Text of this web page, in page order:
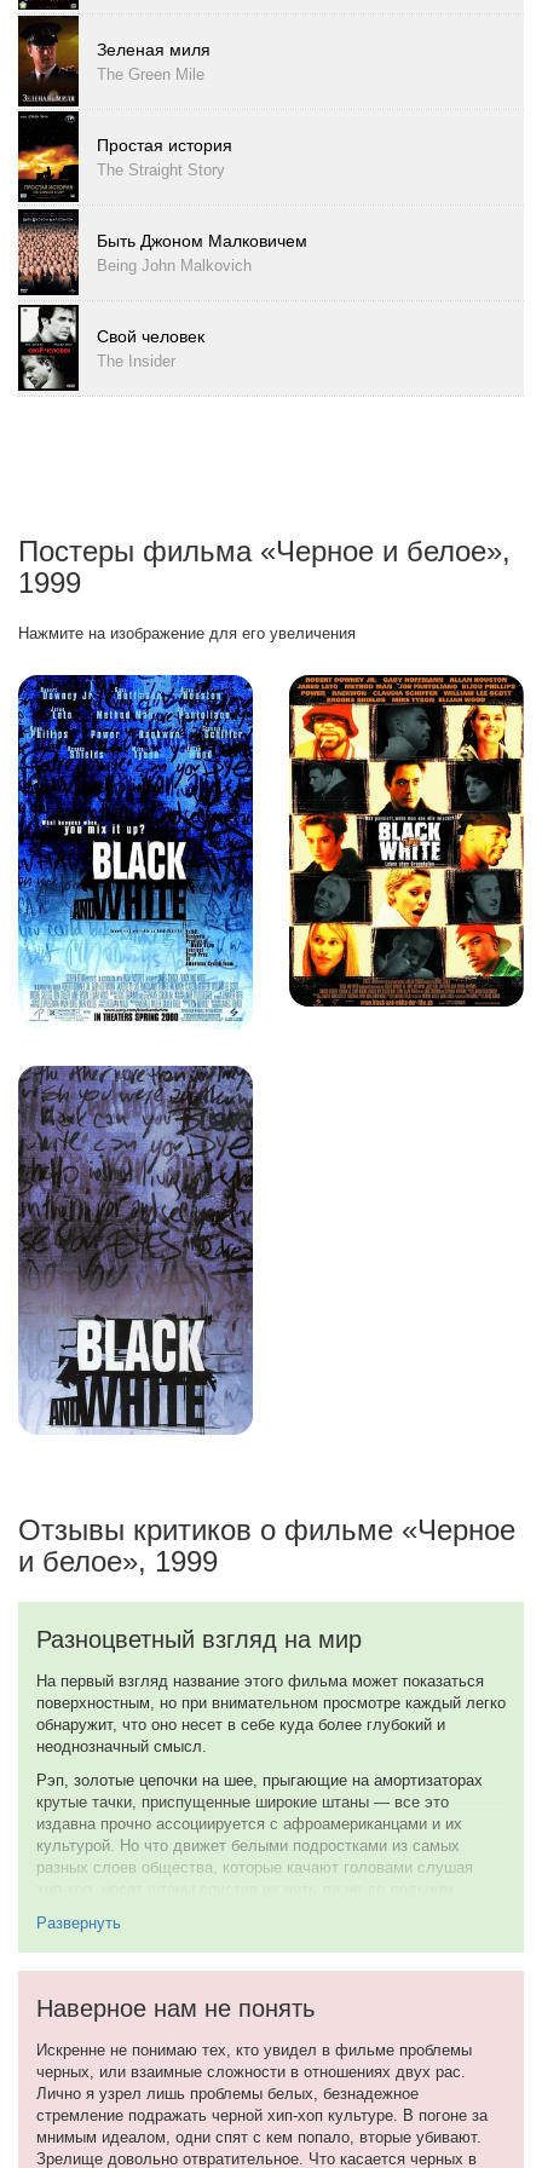
Зеленая миля
The Green Mile
Простая история
The Straight Story
Быть Джоном Малковичем
Being John Malkovich
Свой человек
The Insider
Постеры фильма «Черное и белое»,
1999
Нажмите на изображение для его увеличения
Отзывы критиков о фильме «Черное
и белое», 1999
Разноцветный взгляд на мир
На первый взгляд название этого фильма может показаться
поверхностным, но при внимательном просмотре каждый легко
обнаружит, что оно несет в себе куда более глубокий и
неоднозначный смысл.
Рэп, золотые цепочки на шее, прыгающие на амортизаторах
крутые тачки, приспущенные широкие штаны — все это
издавна прочно ассоциируется с афроамериканцами и их
культурой. Но что движет белыми подростками из самых
разных слоев общества, которые качают головами слушая
тем самым подрожая им. С чем же, все это связано?
Создав несколько параллельно развивающихся и
решили попытаться выяснить, почему некоторые молодые
подачи материала, режиссер добавил своей работе закос под
документальное кино. Так в одной из историй пара репортеров
повсюду ходит с камерой за компанией школьников, фиксируя
на пленку ихнее поведение и периодически берут у них
интервью.
Развернуть
Наверное нам не понять
Искренне не понимаю тех, кто увидел в фильме проблемы
черных, или взаимные сложности в отношениях двух рас.
Лично я узрел лишь проблемы белых, безнадежное
стремление подражать черной хип-хоп культуре. В погоне за
мнимым идеалом, одни спят с кем попало, вторые убивают.
Зрелище довольно отвратительное. Что касается черных в